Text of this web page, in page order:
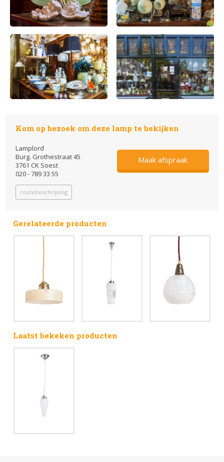
Kom op bezoek om deze lamp te bekijken
Lamplord
Burg. Grothestraat 45
3761 CK Soest
020 - 789 33 55
routebeschrijving
Maak afspraak
Gerelateerde producten
Laatst bekeken producten